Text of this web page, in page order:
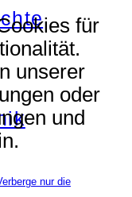
für
unserer
oder
und
nur die